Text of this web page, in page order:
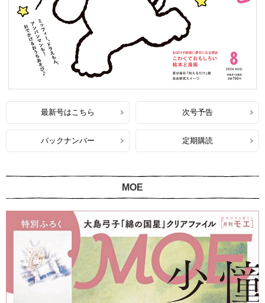
最新号はこちら 次号予告
バックナンバー 定期購読
MOE